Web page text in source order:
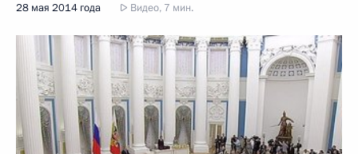
28 мая 2014 года Видео, 7 мин.